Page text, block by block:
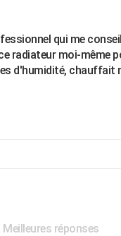
qui me
radiateur moi-même
d'humidité,
Meilleures réponses